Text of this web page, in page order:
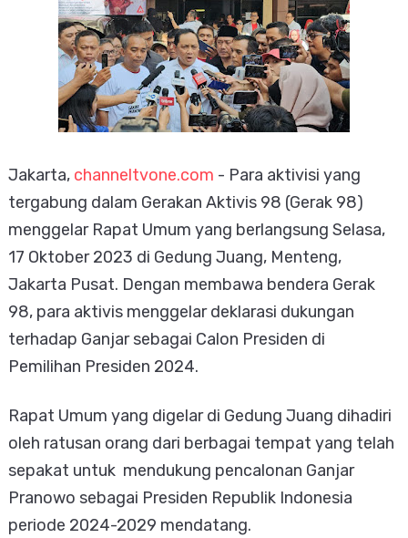
Jakarta, channeltvone.com - Para aktivisi yang
tergabung dalam Gerakan Aktivis 98 (Gerak 98)
menggelar Rapat Umum yang berlangsung Selasa,
17 Oktober 2023 di Gedung Juang, Menteng,
Jakarta Pusat. Dengan membawa bendera Gerak
98, para aktivis menggelar deklarasi dukungan
terhadap Ganjar sebagai Calon Presiden di
Pemilihan Presiden 2024.
Rapat Umum yang digelar di Gedung Juang dihadiri
oleh ratusan orang dari berbagai tempat yang telah
sepakat untuk mendukung pencalonan Ganjar
Pranowo sebagai Presiden Republik Indonesia
periode 2024-2029 mendatang.